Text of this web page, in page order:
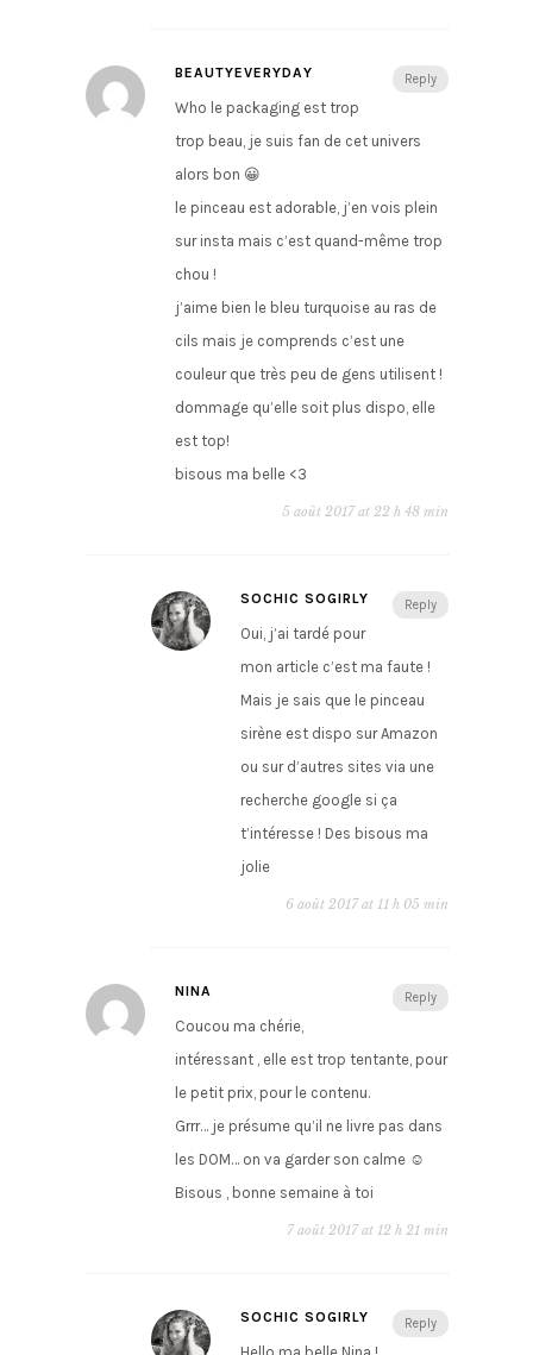
Reply
BEAUTYEVERYDAY
Who le packaging est trop
trop beau, je suis fan de cet univers
alors bon 😀
le pinceau est adorable, j’en vois plein
sur insta mais c’est quand-même trop
chou !
j’aime bien le bleu turquoise au ras de
cils mais je comprends c’est une
couleur que très peu de gens utilisent !
dommage qu’elle soit plus dispo, elle
est top!
bisous ma belle <3
5 août 2017 at 22 h 48 min
Reply
SOCHIC SOGIRLY
Oui, j’ai tardé pour
mon article c’est ma faute !
Mais je sais que le pinceau
sirène est dispo sur Amazon
ou sur d’autres sites via une
recherche google si ça
t’intéresse ! Des bisous ma
jolie
6 août 2017 at 11 h 05 min
Reply
NINA
Coucou ma chérie,
intéressant , elle est trop tentante, pour
le petit prix, pour le contenu.
Grrr… je présume qu’il ne livre pas dans
les DOM… on va garder son calme ☺
Bisous , bonne semaine à toi
7 août 2017 at 12 h 21 min
Reply
SOCHIC SOGIRLY